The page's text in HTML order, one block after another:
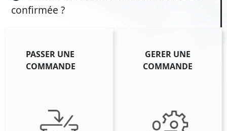
confirmée ?
PASSER UNE
COMMANDE
GERER UNE
COMMANDE